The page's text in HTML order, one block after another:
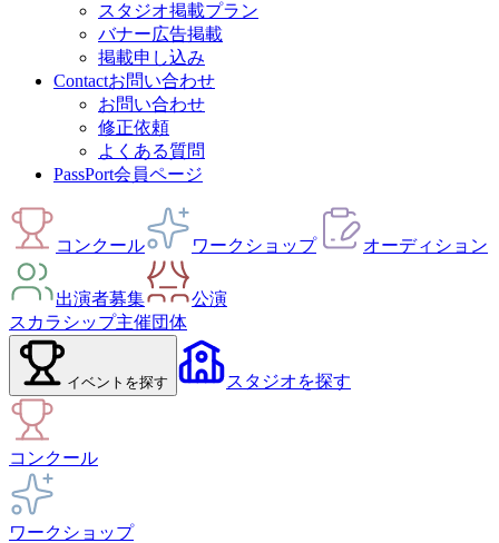
スタジオ掲載プラン
バナー広告掲載
掲載申し込み
Contactお問い合わせ
お問い合わせ
修正依頼
よくある質問
PassPort会員ページ
コンクール ワークショップ オーディション
出演者募集
公演
スカラシップ主催団体
イベント を探す スタジオを探す
コンクール
ワークショップ